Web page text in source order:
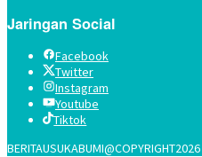
Jaringan Social
Facebook
Twitter
Instagram
Youtube
Tiktok
BERITAUSUKABUMI@COPYRIGHT2026